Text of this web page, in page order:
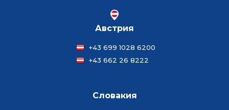
Австрия
+43 699 1028 6200
+43 662 26 8222
Словакия